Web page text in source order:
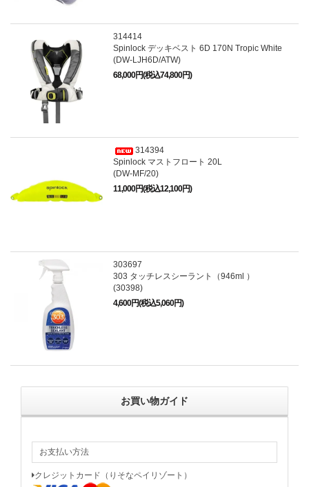
314414
Spinlock デッキベスト 6D 170N Tropic White
(DW-LJH6D/ATW)
68,000円(税込74,800円)
314394
Spinlock マストフロート 20L
(DW-MF/20)
11,000円(税込12,100円)
303697
303 タッチレスシーラント（946ml ）
(30398)
4,600円(税込5,060円)
お買い物ガイド
お支払い方法
クレジットカード（りそなペイリゾート）